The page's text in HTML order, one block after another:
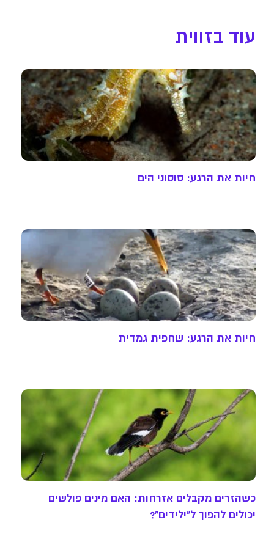
עוד בזווית
חיות את הרגע: סוסוני הים
חיות את הרגע: שחפית גמדית
כשהזרים מקבלים אזרחות: האם מינים פולשים
יכולים להפוך ל"ילידים"?